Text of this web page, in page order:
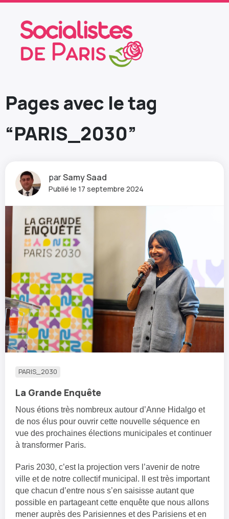
Pages avec le tag
“PARIS_2030”
parSamy Saad
Publié le 17 septembre 2024
PARIS_2030
La Grande Enquête
Nous étions très nombreux autour d’Anne Hidalgo et
de nos élus pour ouvrir cette nouvelle séquence en
vue des prochaines élections municipales et continuer
à transformer Paris.
Paris 2030, c’est la projection vers l’avenir de notre
ville et de notre collectif municipal. Il est très important
que chacun d’entre nous s’en saisisse autant que
possible en partageant cette enquête que nous allons
mener auprès des Parisiennes et des Parisiens et en